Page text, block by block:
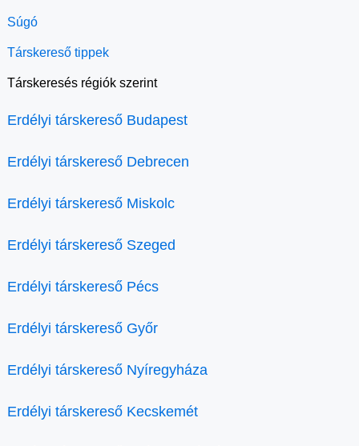
Súgó
Társkereső tippek
Társkeresés régiók szerint
Erdélyi társkereső Budapest
Erdélyi társkereső Debrecen
Erdélyi társkereső Miskolc
Erdélyi társkereső Szeged
Erdélyi társkereső Pécs
Erdélyi társkereső Győr
Erdélyi társkereső Nyíregyháza
Erdélyi társkereső Kecskemét